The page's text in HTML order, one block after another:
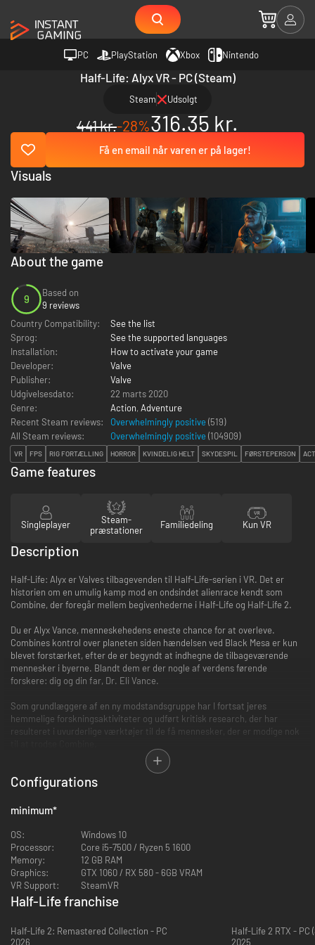
PC PlayStation Xbox Nintendo
Half-Life: Alyx VR - PC (Steam)
Steam Udsolgt
441 kr.-28%316.35 kr.
Få en email når varen er på lager!
About the game
9
Based on
9 reviews
Country Compatibility:
See the list
Sprog:
See the supported languages
Installation:
How to activate your game
Developer:
Valve
Publisher:
Valve
Udgivelsesdato:
22 marts 2020
Genre:
Action, Adventure
Recent Steam reviews:
Overwhelmingly positive (519)
All Steam reviews:
Overwhelmingly positive (104909)
VR FPS RIG FORTÆLLING HORROR KVINDELIG HELT SKYDESPIL FØRSTEPERSON
Visuals
Game features
Singleplayer
Steam-
præstationer
Familiedeling Kun VR
Description
Half-Life: Alyx er Valves tilbagevenden til Half-Life-serien i VR. Det er
historien om en umulig kamp mod en ondsindet alienrace kendt som
Combine, der foregår mellem begivenhederne i Half-Life og Half-Life 2.
Du er Alyx Vance, menneskehedens eneste chance for at overleve.
Combines kontrol over planeten siden hændelsen ved Black Mesa er kun
blevet forstærket, efter de er begyndt at indhegne de tilbageværende
mennesker i byerne. Blandt dem er der nogle af verdens førende
forskere: dig og din far, Dr. Eli Vance.
Som grundlæggere af en ny modstandsgruppe har I fortsat jeres
hemmelige forskningsaktiviteter og udført kritisk research, der har
resulteret i uvurderlige værktøjer til de få mennesker, der er modige nok
Hver dag lærer I mere om jeres fjende, og hver dag prøver I at finde dens
svagheder.
OM GAMEPLAY I VR:
Valves tilbagevenden til Half-Life-universet, der startede det hele, blev
bygget fra bunden af til virtual reality. VR blev bygget til at muliggøre
gameplayet, der er Half-Lifes hjerteblod.
Bliv opslugt i en verden, hvor du kan udforske og påvirke et interaktivt
miljø, løse puzzles og deltage i blodige kampe.
foretage et vovet skud. Gennemrod hylder for at finde helingssprøjter og
Configurations
minimum*
OS:
Windows 10
Processor:
Core i5-7500 / Ryzen 5 1600
Memory:
12 GB RAM
Graphics:
GTX 1060 / RX 580 - 6GB VRAM
VR Support:
SteamVR
Half-Life franchise
Half-Life 2: Remastered Collection - PC
2026
Half-Life 2 RTX - PC
2025